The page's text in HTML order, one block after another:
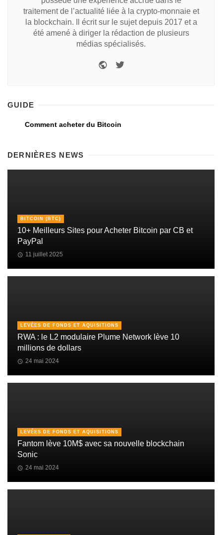
traitement de l’actualité liée à la crypto-monnaie et
la blockchain. Il écrit sur le sujet depuis 2017 et a
été amené à diriger la rédaction de plusieurs
médias spécialisés.
GUIDE
Comment acheter du Bitcoin
DERNIÈRES NEWS
BITCOIN (BTC)
10+ Meilleurs Sites pour Acheter Bitcoin par CB et
PayPal
11 juillet 2025
LEVÉES DE FONDS ET AQUISITIONS
RWA : le L2 modulaire Plume Network lève 10
millions de dollars
24 mai 2024
LEVÉES DE FONDS ET AQUISITIONS
Fantom lève 10M$ avec sa nouvelle blockchain
Sonic
24 mai 2024